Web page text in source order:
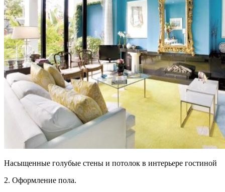
Насыщенные голубые стены и потолок в интерьере гостиной
2. Оформление пола.